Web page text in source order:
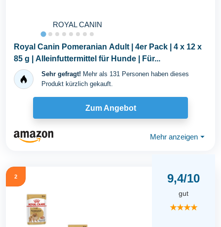
ROYAL CANIN
Royal Canin Pomeranian Adult | 4er Pack | 4 x 12 x
85 g | Alleinfuttermittel für Hunde | Für...
Sehr gefragt! Mehr als 131 Personen haben dieses
Produkt kürzlich gekauft.
Zum Angebot
Mehr anzeigen ⏷
2 9,4/10
gut
★★★★